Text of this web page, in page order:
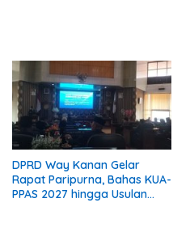
DPRD Way Kanan Gelar
Rapat Paripurna, Bahas KUA-
PPAS 2027 hingga Usulan